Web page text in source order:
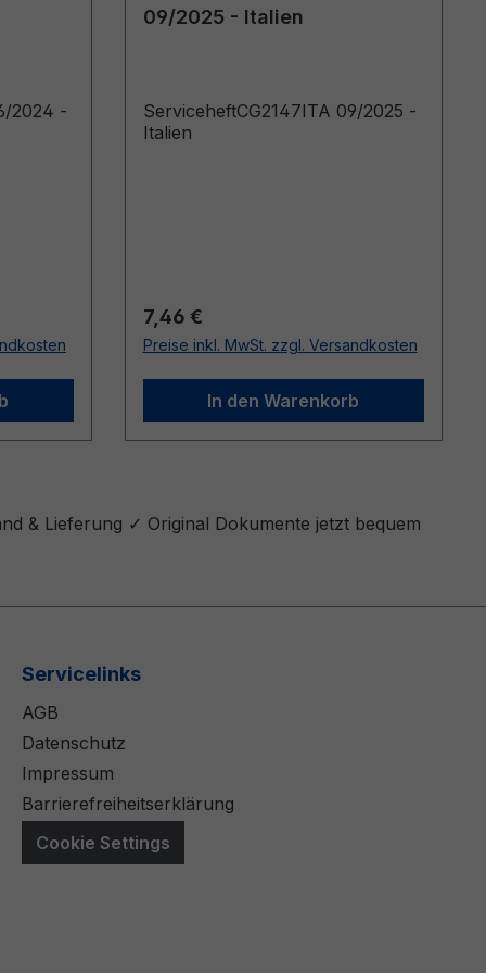
2024 -
09/2025 - Italien
ServiceheftCG2147ITA 09/2025 -
Italien
Regulärer Preis:
7,46 €
Preise inkl. MwSt. zzgl. Versandkosten
In den Warenkorb
& Lieferung ✓ Original Dokumente jetzt bequem
Servicelinks
AGB
Datenschutz
Impressum
Barrierefreiheitserklärung
Cookie Settings